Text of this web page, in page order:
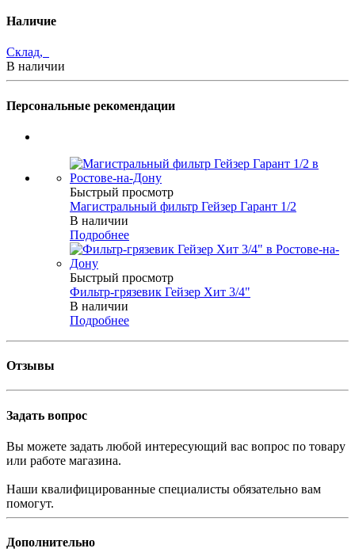
Наличие
Склад,
В наличии
Персональные рекомендации
Быстрый просмотр
Магистральный фильтр Гейзер Гарант 1/2
В наличии
Подробнее
Быстрый просмотр
Фильтр-грязевик Гейзер Хит 3/4"
В наличии
Подробнее
Отзывы
Задать вопрос
Вы можете задать любой интересующий вас вопрос по товару
или работе магазина.
Наши квалифицированные специалисты обязательно вам
помогут.
Дополнительно